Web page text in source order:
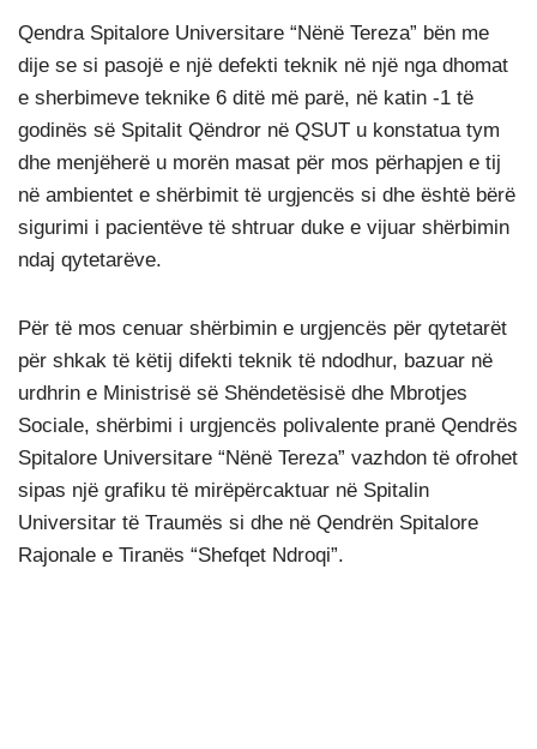
Qendra Spitalore Universitare “Nënë Tereza” bën me
dije se si pasojë e një defekti teknik në një nga dhomat
e sherbimeve teknike 6 ditë më parë, në katin -1 të
godinës së Spitalit Qëndror në QSUT u konstatua tym
dhe menjëherë u morën masat për mos përhapjen e tij
në ambientet e shërbimit të urgjencës si dhe është bërë
sigurimi i pacientëve të shtruar duke e vijuar shërbimin
ndaj qytetarëve.
Për të mos cenuar shërbimin e urgjencës për qytetarët
për shkak të këtij difekti teknik të ndodhur, bazuar në
urdhrin e Ministrisë së Shëndetësisë dhe Mbrotjes
Sociale, shërbimi i urgjencës polivalente pranë Qendrës
Spitalore Universitare “Nënë Tereza” vazhdon të ofrohet
sipas një grafiku të mirëpërcaktuar në Spitalin
Universitar të Traumës si dhe në Qendrën Spitalore
Rajonale e Tiranës “Shefqet Ndroqi”.